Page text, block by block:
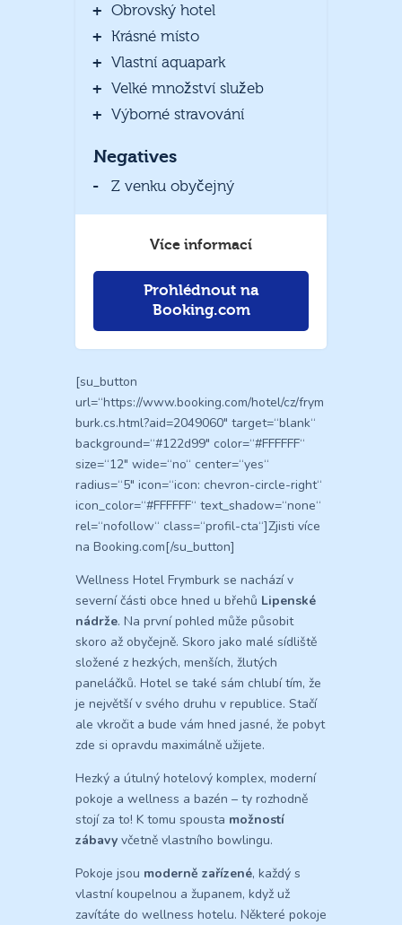
Obrovský hotel
Krásné místo
Vlastní aquapark
Velké množství služeb
Výborné stravování
Negatives
Z venku obyčejný
Více informací
Prohlédnout na
Booking.com
[su_button
url=“https://www.booking.com/hotel/cz/frym
burk.cs.html?aid=2049060″ target=“blank“
background=“#122d99″ color=“#FFFFFF“
size=“12″ wide=“no“ center=“yes“
radius=“5″ icon=“icon: chevron-circle-right“
icon_color=“#FFFFFF“ text_shadow=“none“
rel=“nofollow“ class=“profil-cta“]Zjisti více
na Booking.com[/su_button]
Wellness Hotel Frymburk se nachází v
severní části obce hned u břehů Lipenské
nádrže. Na první pohled může působit
skoro až obyčejně. Skoro jako malé sídliště
složené z hezkých, menších, žlutých
paneláčků. Hotel se také sám chlubí tím, že
je největší v svého druhu v republice. Stačí
ale vkročit a bude vám hned jasné, že pobyt
zde si opravdu maximálně užijete.
Hezký a útulný hotelový komplex, moderní
pokoje a wellness a bazén – ty rozhodně
stojí za to! K tomu spousta možností
zábavy včetně vlastního bowlingu.
Pokoje jsou moderně zařízené, každý s
vlastní koupelnou a županem, když už
zavítáte do wellness hotelu. Některé pokoje